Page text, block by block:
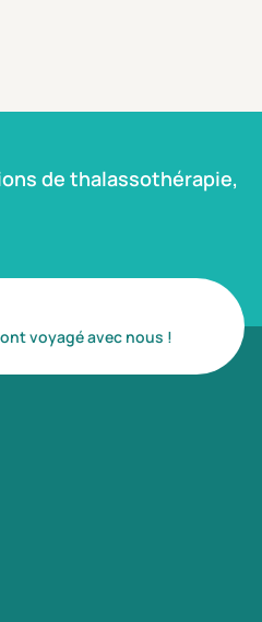
de thalassothérapie,
voyagé avec nous !